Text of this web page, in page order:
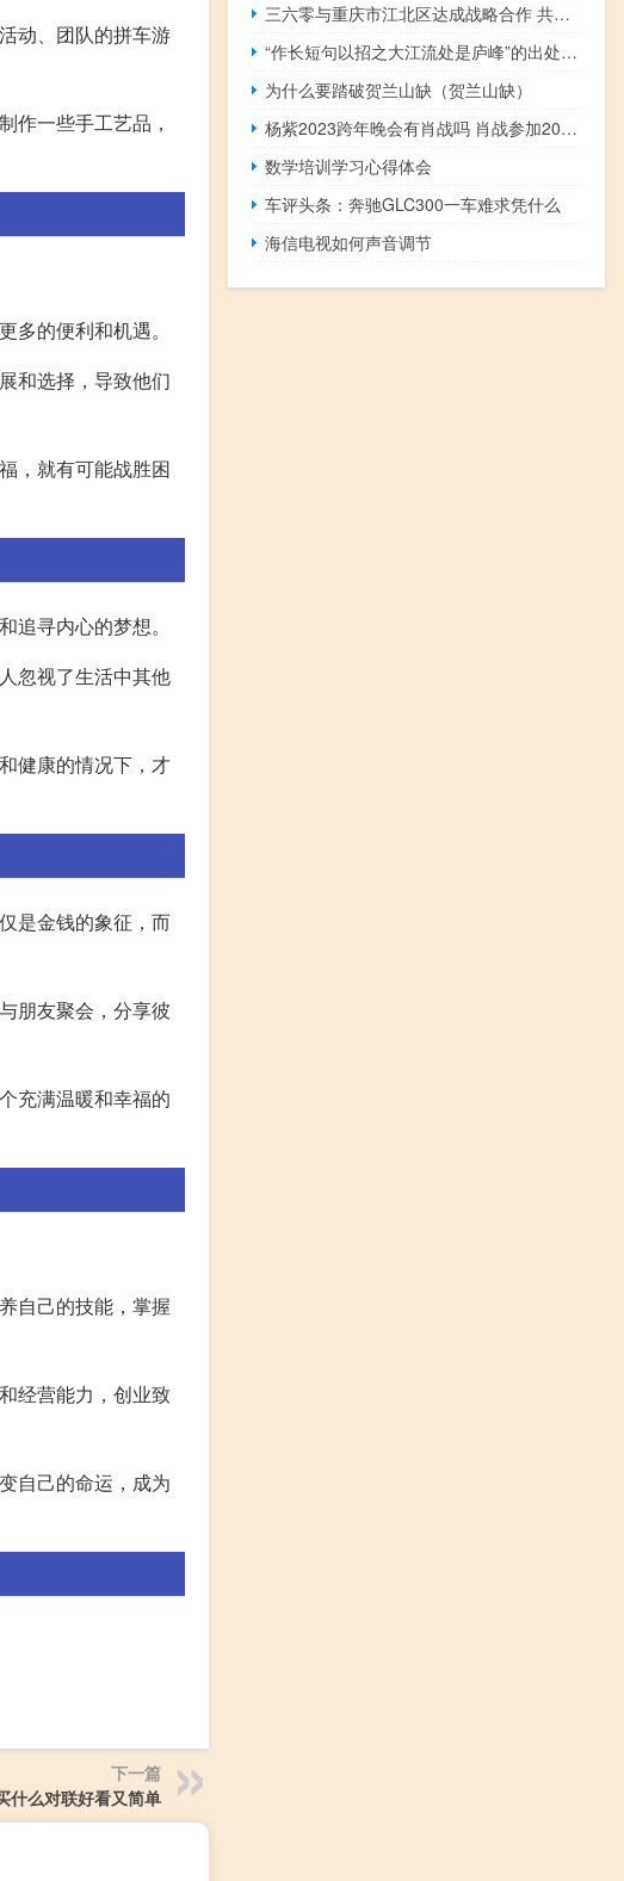
动、团队的拼车游
作一些手工艺品，
的便利和机遇。
和选择，导致他们
，就有可能战胜困
寻内心的梦想。
忽视了生活中其他
健康的情况下，才
是金钱的象征，而
朋友聚会，分享彼
充满温暖和幸福的
自己的技能，掌握
经营能力，创业致
自己的命运，成为
下一篇
什么对联好看又简单
三六零与重庆市江北区达成战略合作 共建“西部GPT研发应用中心”
“作长短句以招之大江流处是庐峰”的出处是哪里
为什么要踏破贺兰山缺（贺兰山缺）
杨紫2023跨年晚会有肖战吗 肖战参加2023年春晚吗
数学培训学习心得体会
车评头条：奔驰GLC300一车难求凭什么
海信电视如何声音调节